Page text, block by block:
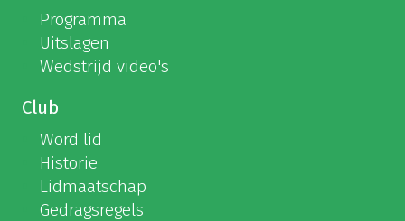
Programma
Uitslagen
Wedstrijd video's
Club
Word lid
Historie
Lidmaatschap
Gedragsregels